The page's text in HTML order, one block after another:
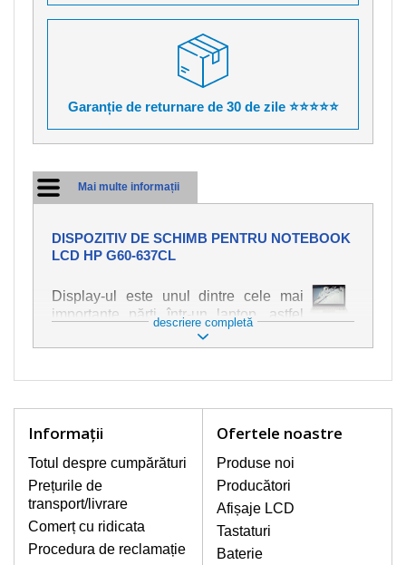
Garanție de returnare de 30 de zile ⭐⭐⭐⭐⭐
Mai multe informații
DISPOZITIV DE SCHIMB PENTRU NOTEBOOK
LCD HP G60-637CL
Display-ul este unul dintre cele mai
importante părți într-un laptop, astfel
încât ne străduim să oferim piese de
schimb de cea mai bună calitate.
ul cu cea mai mare atenție. Cele mai
natură mecanică, cum ar fi afișajul rupt
sau crăpat. În plus, dungile verticale,
afișajul neiluminat, luminozitatea
intermitentă sau neuniformă
AFIŞAJE/DISPLAY LCD
descriere completă
Informaţii
Totul despre cumpărături
Prețurile de
transport/livrare
Comerț cu ridicata
Procedura de reclamație
Ofertele noastre
Produse noi
Producători
Afișaje LCD
Tastaturi
Baterie